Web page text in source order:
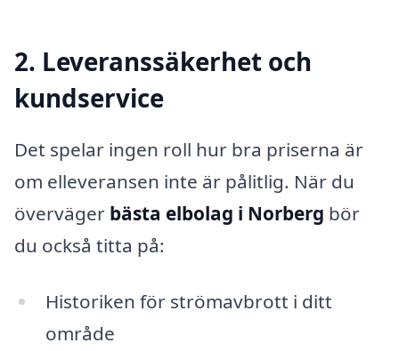
2. Leveranssäkerhet och
kundservice
Det spelar ingen roll hur bra priserna är
om elleveransen inte är pålitlig. När du
överväger bästa elbolag i Norberg bör
du också titta på:
Historiken för strömavbrott i ditt
område